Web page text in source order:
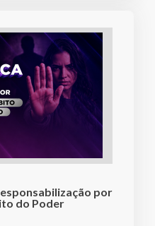
por
do Poder